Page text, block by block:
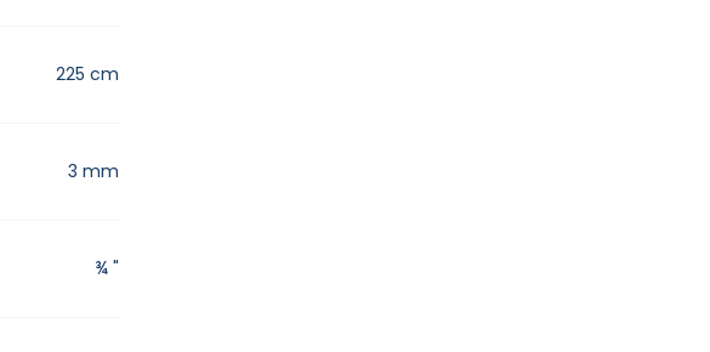
225 cm
3 mm
¾ "